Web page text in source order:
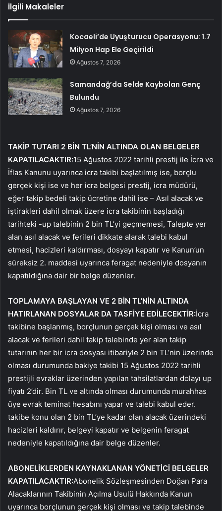
İlgili Makaleler
Kocaeli’de Uyuşturucu Operasyonu: 1.7
Milyon Hap Ele Geçirildi
Ağustos 7, 2026
Samandağ’da Selde Kaybolan Genç
Bulundu
Ağustos 7, 2026
TAKİP TUTARI 2 BİN TL’NİN ALTINDA OLAN BELGELER
KAPATILACAKTIR:15 Ağustos 2022 tarihli prestij ile İcra ve
İflas Kanunu uyarınca icra takibi başlatılmış ise, borçlu
gerçek kişi ise ve her icra belgesi prestij, icra müdürü,
eğer takip bedeli takip ücretine dahil ise – Asıl alacak ve
iştirakleri dahil olmak üzere icra takibinin başladığı
tarihteki -up talebinin 2 bin TL’yi geçmemesi, Talepte yer
alan asıl alacak ve ferileri dikkate alarak talebi kabul
etmesi, hacizleri kaldırması, dosyayı kapatır ve Kanun’un
süreksiz 2. maddesi uyarınca feragat nedeniyle dosyanın
kapatıldığına dair bir belge düzenler.
TOPLAMAYA BAŞLAYAN VE 2 BİN TL’NİN ALTINDA
HATIRLANAN DOSYALAR DA TASFİYE EDİLECEKTİR:İcra
takibine başlanmış, borçlunun gerçek kişi olması ve asıl
alacak ve ferileri dahil takip talebinde yer alan takip
tutarının her bir icra dosyası itibariyle 2 bin TL’nin üzerinde
olması durumunda bakiye takibi 15 Ağustos 2022 tarihli
prestijli evraklar üzerinden yapılan tahsilatlardan dolayı up
fiyatı 2’dir. Bin TL ve altında olması durumunda murahhas
üye evrak teminat hesabını yapar ve talebi kabul eder.
takibe konu olan 2 bin TL’ye kadar olan alacak üzerindeki
hacizleri kaldırır, belgeyi kapatır ve belgenin feragat
nedeniyle kapatıldığına dair belge düzenler.
ABONELİKLERDEN KAYNAKLANAN YÖNETİCİ BELGELER
KAPATILACAKTIR:Abonelik Sözleşmesinden Doğan Para
Alacaklarının Takibinin Açılma Usulü Hakkında Kanun
uyarınca borçlunun gerçek kişi olması ve takip talebinde